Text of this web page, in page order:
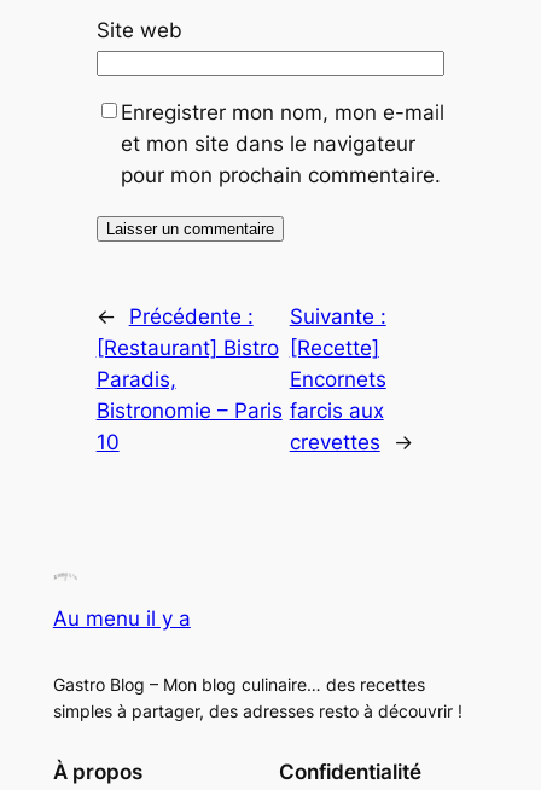
Site web
Enregistrer mon nom, mon e-mail
et mon site dans le navigateur
pour mon prochain commentaire.
←
Précédente :
[Restaurant] Bistro
Paradis,
Bistronomie – Paris
10
Suivante :
[Recette]
Encornets
farcis aux
crevettes
→
Au menu il y a
Gastro Blog – Mon blog culinaire… des recettes
simples à partager, des adresses resto à découvrir !
À propos Confidentialité